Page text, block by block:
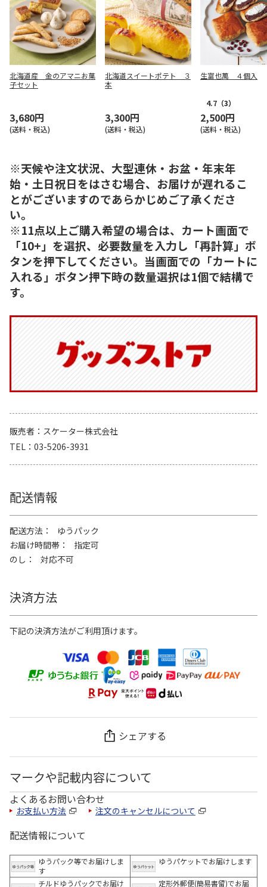
北海道産 金のアマニお菓
子セット
3,680円
(送料・税込)
北海道スイートポテト ３
本
3,300円
(送料・税込)
生富也萬 ４個入
4.7 （3）
2,500円
(送料・税込)
※天候や注文状況、大型連休・お盆・年末年
始・土日祝日をはさむ場合、お届けが遅れるこ
とがございますのであらかじめご了承くださ
い。
※11点以上ご購入希望の場合は、カート画面で
「10+」を選択、必要数量を入力し「再計算」ボ
タンを押下してください。当画面での「カートに
入れる」ボタン押下時の数量選択は1個で結構で
す。
販売者
スケーター株式会社
TEL
03-5206-3931
配送情報
配送方法
ゆうパック
お届け時間帯
指定可
のし
対応不可
決済方法
下記の決済方法がご利用頂けます。
シェアする
マークや記載内容について
よくあるお問い合わせ
お支払い方法 注文のキャンセルについて
配送情報について
ゆうパック等でお届けしま
す
ゆうパケットでお届けします
チルドゆうパックでお届け
定形外郵便(簡易書留)でお届